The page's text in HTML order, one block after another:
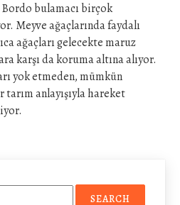
bulamacı birçok
Meyve ağaçlarında faydalı
ağaçları gelecekte maruz
karşı da koruma altına alıyor.
yok etmeden, mümkün
anlayışıyla hareket